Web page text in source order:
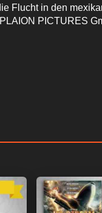
Flucht in den
PICTURES